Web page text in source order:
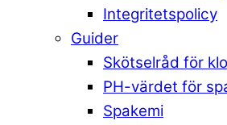
Integritetspolicy
Guider
Skötselråd för
PH-värdet för
Spakemi